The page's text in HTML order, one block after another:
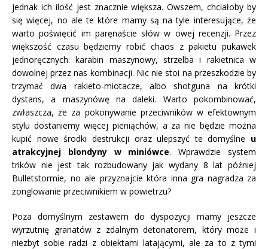
jednak ich ilość jest znacznie większa. Owszem, chciałoby by
się więcej, no ale te które mamy są na tyle interesujące, że
warto poświęcić im paręnaście słów w owej recenzji. Przez
większość czasu będziemy robić chaos z pakietu pukawek
jednoręcznych: karabin maszynowy, strzelba i rakietnica w
dowolnej przez nas kombinacji. Nic nie stoi na przeszkodzie by
trzymać dwa rakieto-miotacze, albo shotguna na krótki
dystans, a maszynówę na daleki. Warto pokombinować,
zwłaszcza, że za pokonywanie przeciwników w efektownym
stylu dostaniemy więcej pieniąchów, a za nie będzie można
kupić nowe środki destrukcji oraz ulepszyć te domyślne u
atrakcyjnej blondyny w miniówce. Wprawdzie system
trików nie jest tak rozbudowany jak wydany 8 lat później
Bulletstormie, no ale przyznajcie która inna gra nagradza za
żonglowanie przeciwnikiem w powietrzu?
Poza domyślnym zestawem do dyspozycji mamy jeszcze
wyrzutnię granatów z zdalnym detonatorem, który może i
niezbyt sobie radzi z obiektami latającymi, ale za to z tymi